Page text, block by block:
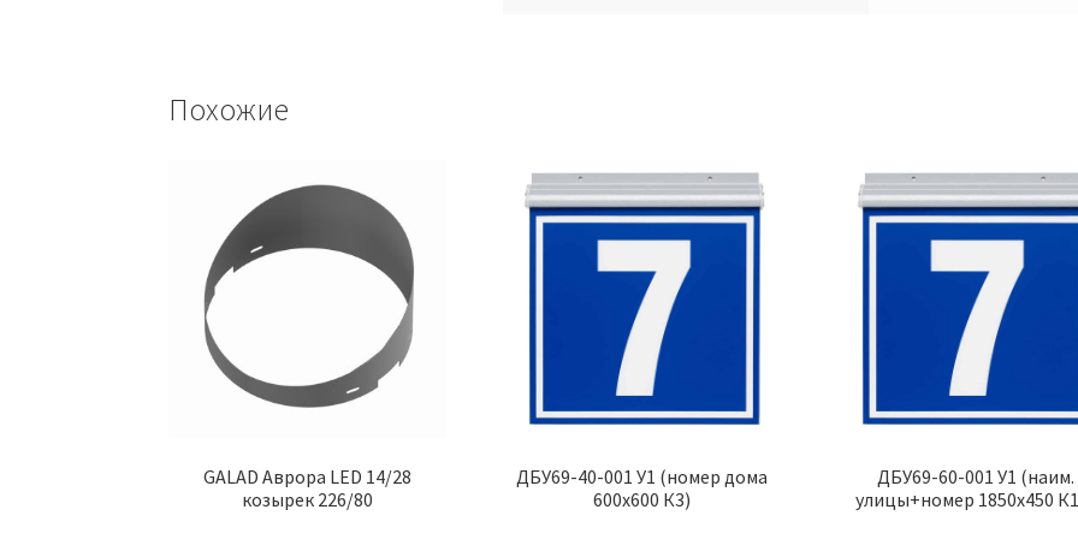
Похожие
GALAD Аврора LED 14/28
козырек 226/80
ДБУ69-40-001 У1 (номер дома
600х600 К3)
ДБУ69-60-001 У1 (наим.
улицы+номер 1850х450